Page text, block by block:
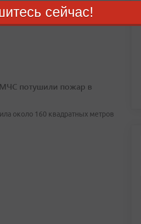
потушили пожар в
около 160 квадратных метров
сейчас!